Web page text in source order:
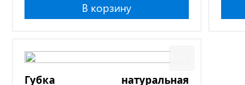
В корзину
Губка натуральная